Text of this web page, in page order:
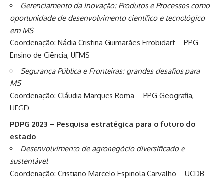
Gerenciamento da Inovação: Produtos e Processos como
oportunidade de desenvolvimento científico e tecnológico
em MS
Coordenação: Nádia Cristina Guimarães Errobidart – PPG
Ensino de Ciência, UFMS
Segurança Pública e Fronteiras: grandes desafios para
MS
Coordenação: Cláudia Marques Roma – PPG Geografia,
UFGD
PDPG 2023 – Pesquisa estratégica para o futuro do
estado:
Desenvolvimento de agronegócio diversificado e
sustentável
Coordenação: Cristiano Marcelo Espinola Carvalho – UCDB